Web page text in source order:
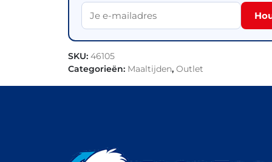
SKU: 46105
Categorieën: Maaltijden, Outlet